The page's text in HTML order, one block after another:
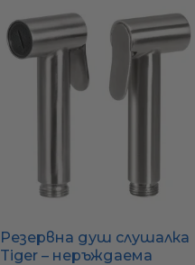
Резервна душ слушалка
Tiger – неръждаема